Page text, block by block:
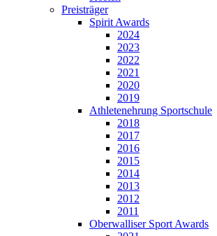
Preisträger
Spirit Awards
2024
2023
2022
2021
2020
2019
Athletenehrung Sportschule
2018
2017
2016
2015
2014
2013
2012
2011
Oberwalliser Sport Awards